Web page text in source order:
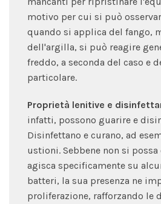
motivo per cui si può
quando si applica del fango,
dell'argilla, si può reagire
freddo, a seconda del caso e
particolare.
Proprietà lenitive e
infatti, possono guarire e
Disinfettano e curano, ad
ustioni. Sebbene non si
agisca specificamente su
batteri, la sua presenza ne
proliferazione, rafforzando le